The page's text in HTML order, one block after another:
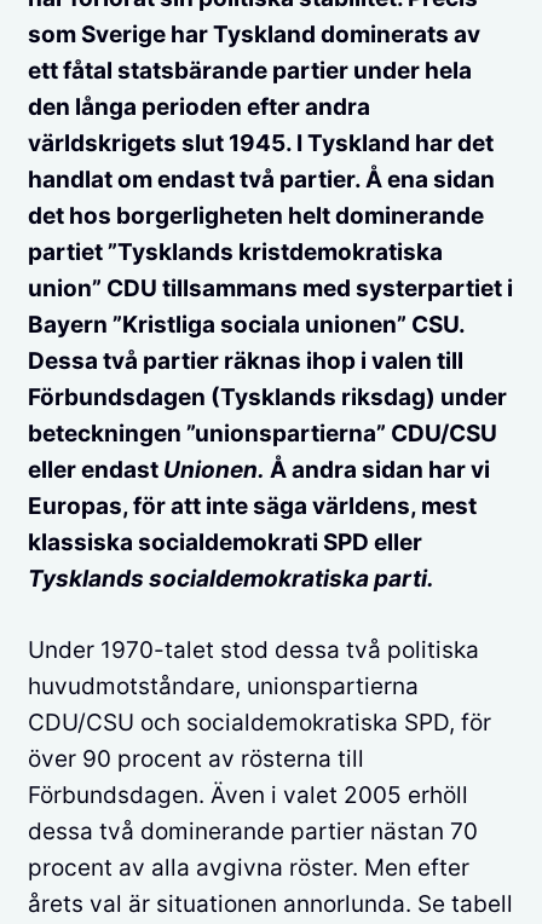
som Sverige har Tyskland dominerats av
ett fåtal statsbärande partier under hela
den långa perioden efter andra
världskrigets slut 1945. I Tyskland har det
handlat om endast två partier. Å ena sidan
det hos borgerligheten helt dominerande
partiet ”Tysklands kristdemokratiska
union” CDU tillsammans med systerpartiet i
Bayern ”Kristliga sociala unionen” CSU.
Dessa två partier räknas ihop i valen till
Förbundsdagen (Tysklands riksdag) under
beteckningen ”unionspartierna” CDU/CSU
eller endast Unionen. Å andra sidan har vi
Europas, för att inte säga världens, mest
klassiska socialdemokrati SPD eller
Tysklands socialdemokratiska parti.
Under 1970-talet stod dessa två politiska
huvudmotståndare, unionspartierna
CDU/CSU och socialdemokratiska SPD, för
över 90 procent av rösterna till
Förbundsdagen. Även i valet 2005 erhöll
dessa två dominerande partier nästan 70
procent av alla avgivna röster. Men efter
årets val är situationen annorlunda. Se tabell